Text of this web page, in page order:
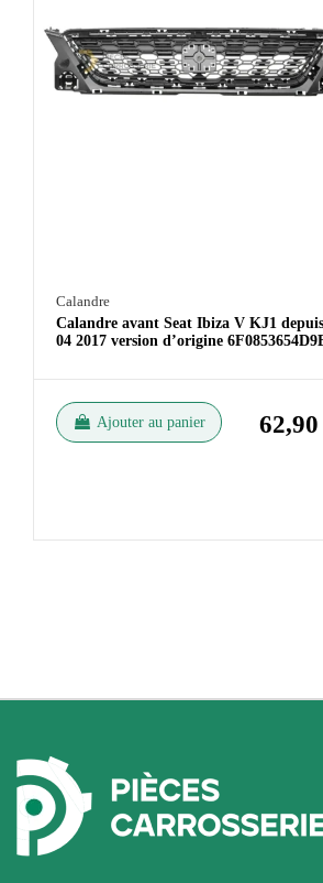
Calandre
Calandre avant Seat Ibiza V KJ1 depuis
04 2017 version d’origine
Ajouter au panier